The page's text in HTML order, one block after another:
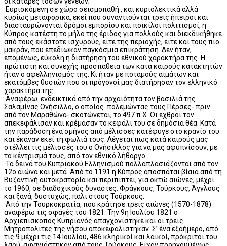
Ευρισκόμενη σε χώρο σεισμοπαθή , και κυριολεκτικά αλλά
κυρίως μεταφορικά, εκεί που συναντιούνται τρεις ήπειροι και
διασταυρώνονται δρόμοι εμπορίου και ποικίλοι πολιτισμοί, η
Κύπρος κατέστη το μήλο της έριδος για πολλούς και διεκδικήθηκε
από τους εκάστοτε ισχυρούς, είτε της περιοχής, είτε και τους πιο
μακράν, που επεδίωκαν παγκόσμια επικράτηση. Δεν ήταν,
επομένως, εύκολη η διατήρηση του εθνικού χαρακτήρα της. Η
πρώτιστη και συνεχής προσπάθεια των κατά καιρούς κατακτητών
ήταν ο αφελληνισμός της. Κι ήταν με ποταμούς αιμάτων και
εκατόμβες θυσιών που οι πρόγονοί μας διατήρησαν τον ελληνικό
χαρακτήρα της.
Αναφέρω ενδεικτικά από την αρχαιότητα τον βασιλιά της
Σαλαμίνας Ονήσιλλο, ο οποίος πολεμώντας τους Πέρσες- πριν
από τον Μαραθώνα- σκοτώνεται, το 497 π.Χ. Οι εχθροί τον
απεκεφάλισαν και κρέμασαν το κεφάλι του σε δημόσια θέα. Κατά
την παράδοση ένα σμήνος από μέλισσες κατέφυγε στο κρανίο του
και έκαναν εκεί τη φωλιά τους. Λέγεται πως κατά καιρούς μας
στέλλει τις μέλισσές του ο Ονήσιλλος για να μας αφυπνίσουν, με
το κέντρισμά τους, από τον εθνικό λήθαργο.
Τα δεινά του Κυπριακού Ελληνισμού πολλαπλασιάζονται από τον
12ο αιώνα και μετά. Από το 1191 η Κύπρος αποσπάται βίαια από τη
Βυζαντινή αυτοκρατορία και περιπίπτει, για οκτώ αιώνες, μέχρι
το 1960, σε διαδοχικούς δυνάστες. Φράγκους, Τούρκους, Άγγλους
και ξανά, δυστυχώς, πάλι στους Τούρκους.
Από την Τουρκοκρατία, που κράτησε τρεις αιώνες (1570-1878)
αναφέρω τις σφαγές του 1821: Την 9η Ιουλίου 1821 ο
Αρχιεπίσκοπος Κυπριανός απαγχονίστηκε και οι τρεις
Μητροπολίτες της νήσου αποκεφαλίστηκαν. Σ’ ένα εξαήμερο, από
τις 9 μέχρι τις 14 Ιουλίου, 486 κληρικοί και λαϊκοί, πρόκριτοι του